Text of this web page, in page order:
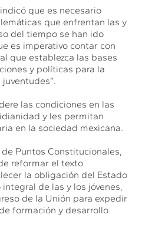
que es necesario
que enfrentan las y
del tiempo se han ido
es imperativo contar con
que establezca las bases
y políticas para la
las condiciones en las
y les permitan
en la sociedad mexicana.
Puntos Constitucionales,
reformar el texto
la obligación del Estado
de las y los jóvenes,
de la Unión para expedir
formación y desarrollo